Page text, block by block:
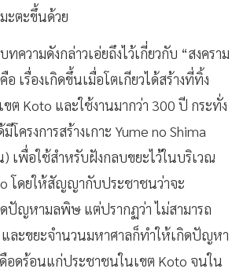
ะตะขึ้นด้วย
ความดังกล่าวเอ่ยถึงไว้เกี่ยวกับ “สงคราม
อ เรื่องเกิดขึ้นเมื่อโตเกียวได้สร้างที่ทิ้ง
ขต Koto และใช้งานมากว่า 300 ปี กระทั่ง
โครงการสร้างเกาะ Yume no Shima
เพื่อใช้สำหรับฝังกลบขยะไว้ในบริเวณ
โดยให้สัญญากับประชาชนว่าจะ
ดปัญหามลพิษ แต่ปรากฏว่า ไม่สามารถ
ละขยะจำนวนมหาศาลก็ทำให้เกิดปัญหา
อดร้อนแก่ประชาชนในเขต Koto จนใน